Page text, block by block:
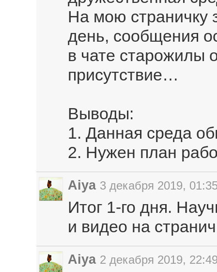
На мою страничку
день, сообщения
в чате старожилы
присутствие…
Выводы:
1. Данная среда
2. Нужен план
Aiya 3 декабря 2019,
Итог 1-го дня.
и видео на
Aiya 2 декабря 2019,